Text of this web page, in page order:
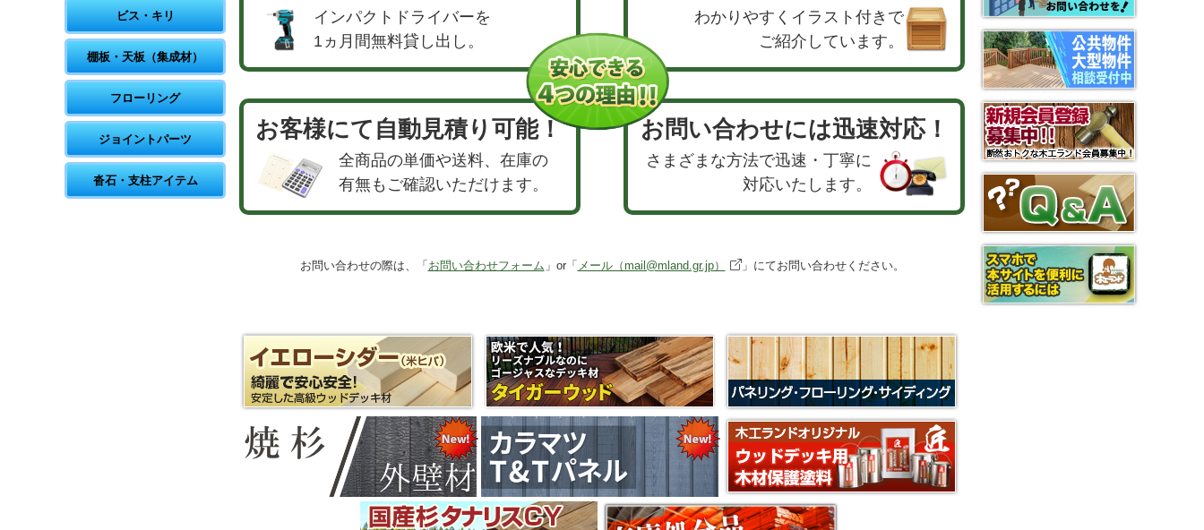
ビス・キリ
棚板・天板（集成材）
フローリング
ジョイントパーツ
沓石・支柱アイテム
インパクトドライバーを
1ヵ月間無料貸し出し。
わかりやすくイラスト付きで
ご紹介しています。
お客様にて自動見積り可能！
全商品の単価や送料、在庫の
有無もご確認いただけます。
お問い合わせには迅速対応！
さまざまな方法で迅速・丁寧に
対応いたします。
お問い合わせの際は、「 お問い合わせフォーム 」or「 メール（mail@mland.gr.jp） 」にてお問い合わせください。